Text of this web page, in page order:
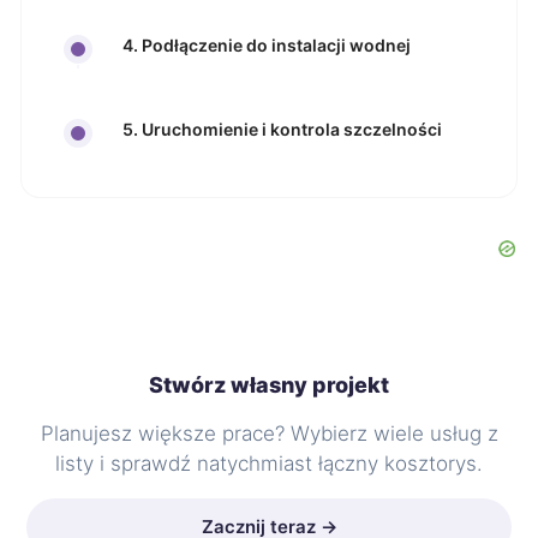
4. Podłączenie do instalacji wodnej
5. Uruchomienie i kontrola szczelności
Stwórz własny projekt
Planujesz większe prace? Wybierz wiele usług z
listy i sprawdź natychmiast łączny kosztorys.
Zacznij teraz →